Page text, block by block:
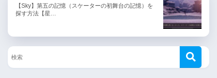
【Sky】第五の記憶（スケーターの初舞台の記憶）を
探す方法【星…